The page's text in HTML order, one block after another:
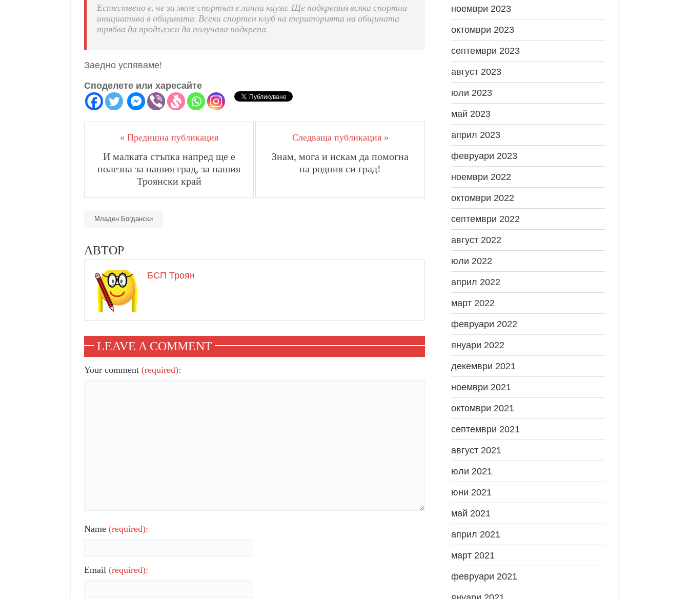
Естествено е, че за мене спортът е лична кауза. Ще подкрепям всяка спортна
инициатива в общината. Всеки спортен клуб на територията на общината
трябва да продължи да получава подкрепа.
Заедно успяваме!
Споделете или харесайте
« Предишна публикация
И малката стъпка напред ще е
полезна за нашия град, за нашия
Троянски край
Следваща публикация »
Знам, мога и искам да помогна
на родния си град!
Младен Богдански
АВТОР
БСП Троян
LEAVE A COMMENT
Your comment (required):
Name (required):
Email (required):
ноември 2023
октомври 2023
септември 2023
август 2023
юли 2023
май 2023
април 2023
февруари 2023
ноември 2022
октомври 2022
септември 2022
август 2022
юли 2022
април 2022
март 2022
февруари 2022
януари 2022
декември 2021
ноември 2021
октомври 2021
септември 2021
август 2021
юли 2021
юни 2021
май 2021
април 2021
март 2021
февруари 2021